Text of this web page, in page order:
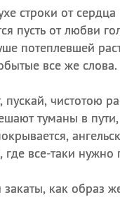
строки от сердца
пусть от любви
потеплевшей
все же слова.
пускай, чистотою
туманы в пути,
где все-таки нужно
закаты, как образ